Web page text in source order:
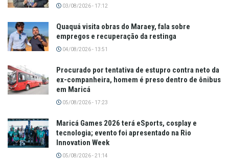
03/08/2026 - 17:12
Quaquá visita obras do Maraey, fala sobre
empregos e recuperação da restinga
04/08/2026 - 13:51
Procurado por tentativa de estupro contra neto da
ex-companheira, homem é preso dentro de ônibus
em Maricá
05/08/2026 - 17:23
Maricá Games 2026 terá eSports, cosplay e
tecnologia; evento foi apresentado na Rio
Innovation Week
05/08/2026 - 21:14